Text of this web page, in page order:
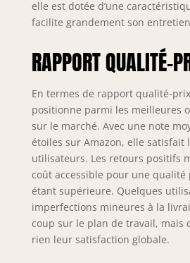
les
sont
elle est dotée d’une
facilite grandement son
RAPPORT QUALITÉ-
En termes de rapport qualité-
positionne parmi les meilleures
sur le marché. Avec une note
étoiles sur Amazon, elle satisfait
utilisateurs. Les retours positifs
coût accessible pour une qualité
étant supérieure. Quelques
imperfections mineures à la
coup sur le plan de travail, mais
rien leur satisfaction globale.